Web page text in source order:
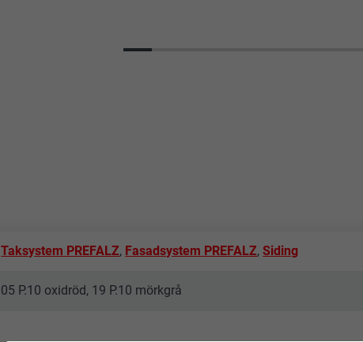
Taksystem PREFALZ, Fasadsystem PREFALZ,Siding
05 P.10 oxidröd, 19 P.10 mörkgrå